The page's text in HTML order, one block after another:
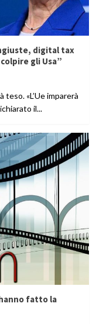
digital tax
gli Usa”
«L’Ue imparerà
il...
fatto la